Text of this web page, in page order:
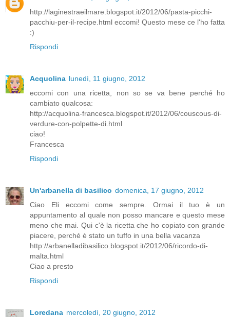
http://laginestraeilmare.blogspot.it/2012/06/pasta-picchi-
pacchiu-per-il-recipe.html eccomi! Questo mese ce l'ho fatta
:)
Rispondi
Acquolina lunedì, 11 giugno, 2012
eccomi con una ricetta, non so se va bene perché ho
cambiato qualcosa:
http://acquolina-francesca.blogspot.it/2012/06/couscous-di-
verdure-con-polpette-di.html
ciao!
Francesca
Rispondi
Un'arbanella di basilico domenica, 17 giugno, 2012
Ciao Eli eccomi come sempre. Ormai il tuo è un
appuntamento al quale non posso mancare e questo mese
meno che mai. Qui c'è la ricetta che ho copiato con grande
piacere, perché è stato un tuffo in una bella vacanza
http://arbanelladibasilico.blogspot.it/2012/06/ricordo-di-
malta.html
Ciao a presto
Rispondi
Loredana mercoledì, 20 giugno, 2012